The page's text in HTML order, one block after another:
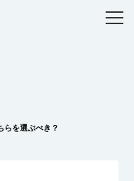
らを選ぶべき？